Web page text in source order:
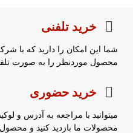
خرید تلفنی
شما این امکان را دارید که با
محصول موردنظر را به صورت
خرید حضوری
میتوانید با مراجعه به آدرس
محصولات ما بازدید کنید و محصول